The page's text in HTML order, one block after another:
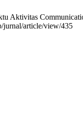
Aktivitas
jurnal/article/view/435